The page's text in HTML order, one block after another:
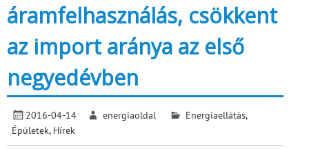
áramfelhasználás, csökkent
az import aránya az első
negyedévben
2016-04-14 energiaoldal Energiaellátás,
Épületek, Hírek